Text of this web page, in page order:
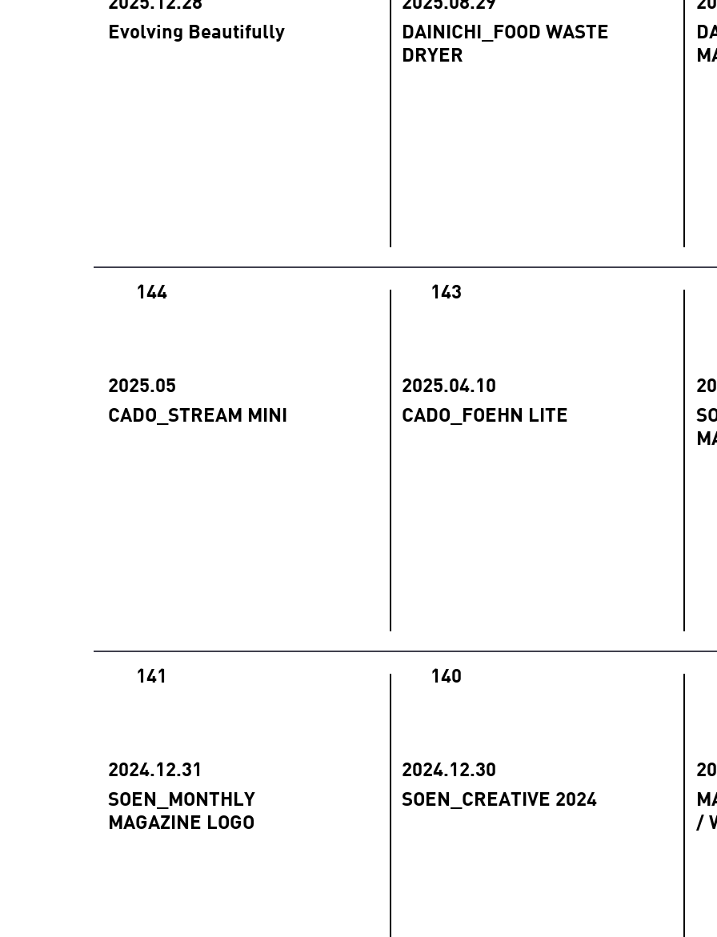
Evolving Beautifully
DAINICHI_FOOD WASTE
DRYER
2025.05
CADO_STREAM MINI
144
2025.04.10
CADO_FOEHN LITE
143
2024.12.31
SOEN_MONTHLY
MAGAZINE LOGO
141
2024.12.30
SOEN_CREATIVE 2024
140
/